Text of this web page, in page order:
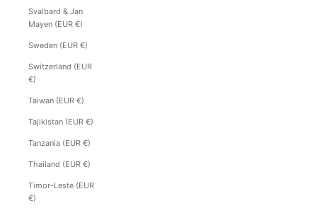
Svalbard & Jan
Mayen (EUR €)
Sweden (EUR €)
Switzerland (EUR
€)
Taiwan (EUR €)
Tajikistan (EUR €)
Tanzania (EUR €)
Thailand (EUR €)
Timor-Leste (EUR
€)